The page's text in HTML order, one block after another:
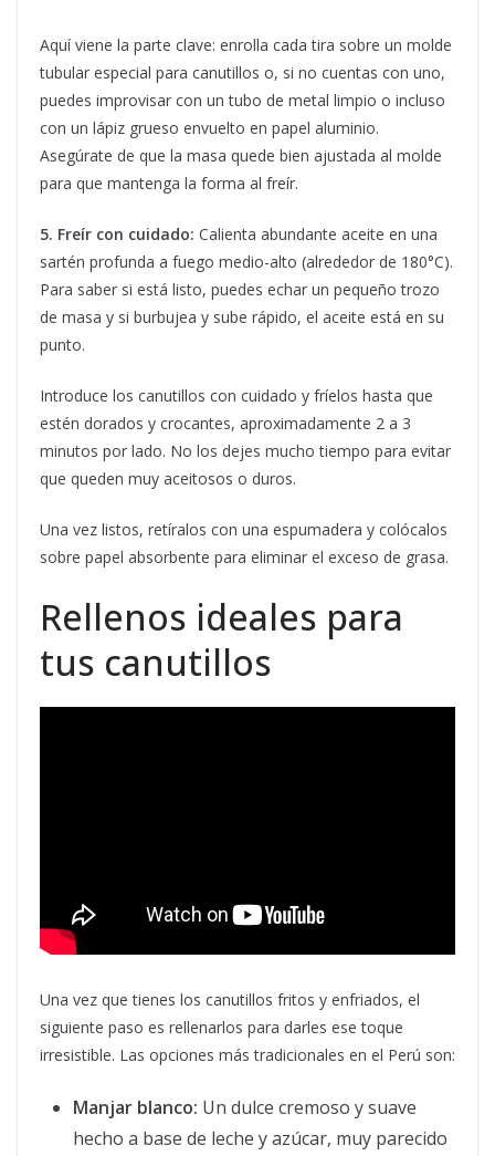
Aquí viene la parte clave: enrolla cada tira sobre un molde
tubular especial para canutillos o, si no cuentas con uno,
puedes improvisar con un tubo de metal limpio o incluso
con un lápiz grueso envuelto en papel aluminio.
Asegúrate de que la masa quede bien ajustada al molde
para que mantenga la forma al freír.
5. Freír con cuidado: Calienta abundante aceite en una
sartén profunda a fuego medio-alto (alrededor de 180°C).
Para saber si está listo, puedes echar un pequeño trozo
de masa y si burbujea y sube rápido, el aceite está en su
punto.
Introduce los canutillos con cuidado y fríelos hasta que
estén dorados y crocantes, aproximadamente 2 a 3
minutos por lado. No los dejes mucho tiempo para evitar
que queden muy aceitosos o duros.
Una vez listos, retíralos con una espumadera y colócalos
sobre papel absorbente para eliminar el exceso de grasa.
Rellenos ideales para
tus canutillos
Una vez que tienes los canutillos fritos y enfriados, el
siguiente paso es rellenarlos para darles ese toque
irresistible. Las opciones más tradicionales en el Perú son:
Manjar blanco: Un dulce cremoso y suave
hecho a base de leche y azúcar, muy parecido